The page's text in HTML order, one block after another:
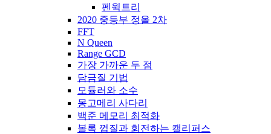
펜윅트리
2020 중등부 정올 2차
FFT
N Queen
Range GCD
가장 가까운 두 점
담금질 기법
모듈러와 소수
몽고메리 사다리
백준 메모리 최적화
볼록 껍질과 회전하는 캘리퍼스